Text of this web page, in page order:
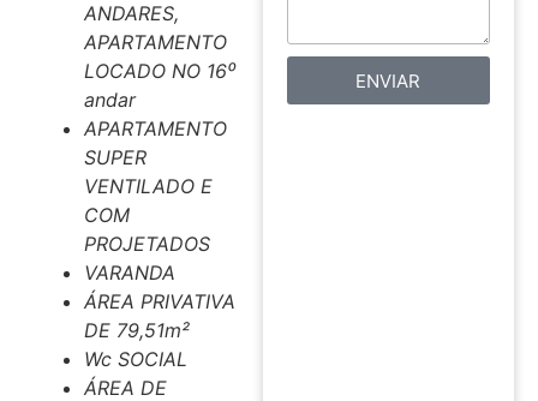
ANDARES,
APARTAMENTO
LOCADO NO 16⁰
andar
APARTAMENTO
SUPER
VENTILADO E
COM
PROJETADOS
VARANDA
ÁREA PRIVATIVA
DE 79,51m²
Wc SOCIAL
ÁREA DE
ENVIAR